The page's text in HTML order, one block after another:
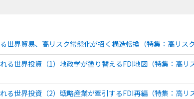
世界貿易、高リスク常態化が招く構造転換（特集：高リス
る世界投資（1）地政学が塗り替えるFDI地図（特集：高
る世界投資（2）戦略産業が牽引するFDI再編（特集：高